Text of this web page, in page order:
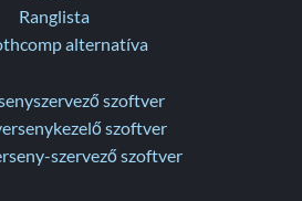
Ranglista
alternatíva
szoftver
szoftver
szervező szoftver